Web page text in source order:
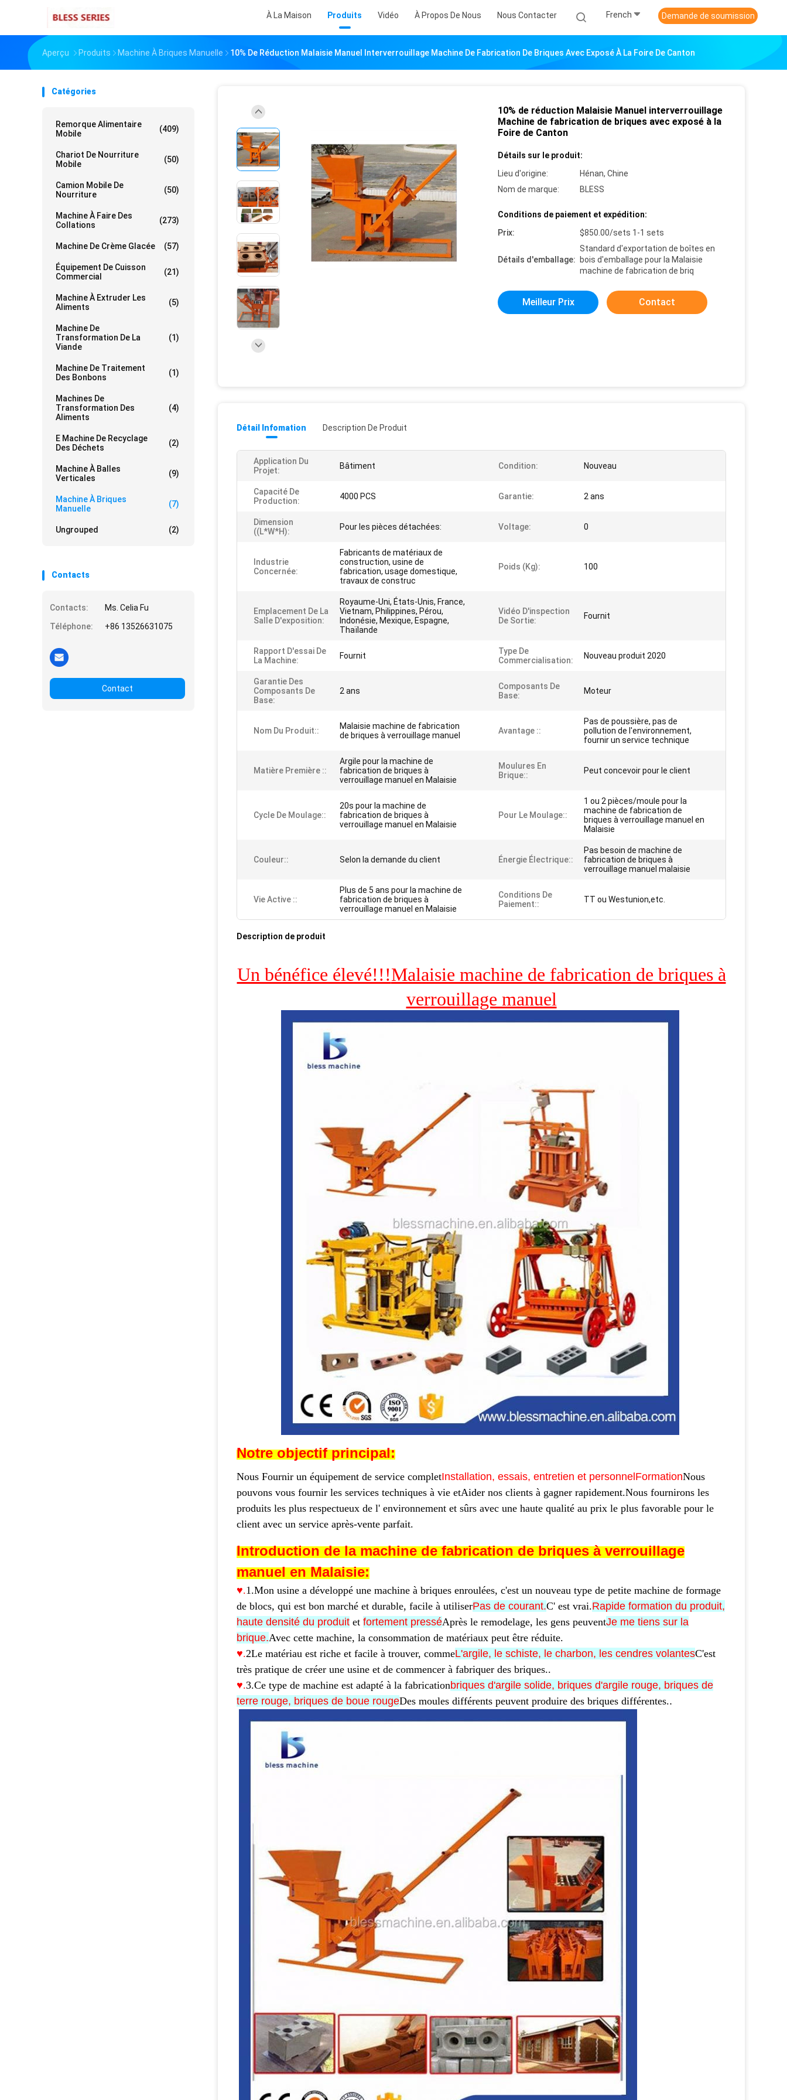
À La Maison Produits Vidéo À Propos De Nous Nous Contacter French Demande de soumission
Aperçu Produits Machine À Briques Manuelle 10% De Réduction Malaisie Manuel Interverrouillage Machine De Fabrication De Briques Avec Exposé À La Foire De Canton
Catégories
Remorque Alimentaire
Mobile
(409)
Chariot De Nourriture
Mobile
(50)
Camion Mobile De
Nourriture
(50)
Machine À Faire Des
Collations
(273)
Machine De Crème Glacée (57)
Équipement De Cuisson
Commercial
(21)
Machine À Extruder Les
Aliments
(5)
Machine De
Transformation De La
Viande
(1)
Machine De Traitement
Des Bonbons
(1)
Machines De
Transformation Des
Aliments
(4)
E Machine De Recyclage
Des Déchets
(2)
Machine À Balles
Verticales
(9)
Machine À Briques
Manuelle
(7)
Ungrouped (2)
Contacts
Contacts:
Ms. Celia Fu
Téléphone:
+86 13526631075
Contact
10% de réduction Malaisie Manuel interverrouillage
Machine de fabrication de briques avec exposé à la
Foire de Canton
Détails sur le produit:
Lieu d'origine:
Hénan, Chine
Nom de marque:
BLESS
Conditions de paiement et expédition:
Prix:
$850.00/sets 1-1 sets
Détails d'emballage:
Standard d'exportation de boîtes en
bois d'emballage pour la Malaisie
machine de fabrication de briq
Meilleur Prix Contact
Détail Infomation Description De Produit
Application Du
Projet:
Bâtiment Condition: Nouveau
Capacité De
Production:
4000 PCS Garantie: 2 ans
Dimension
((L*W*H):
Pour les pièces détachées: Voltage: 0
Industrie
Concernée:
Fabricants de matériaux de
construction, usine de
fabrication, usage domestique,
travaux de construc
Poids (kg): 100
Emplacement De La
Salle D'exposition:
Royaume-Uni, États-Unis, France,
Vietnam, Philippines, Pérou,
Indonésie, Mexique, Espagne,
Thaïlande
Vidéo D'inspection
De Sortie:
Fournit
Rapport D'essai De
La Machine:
Fournit
Type De
Commercialisation:
Nouveau produit 2020
Garantie Des
Composants De
Base:
2 ans
Composants De
Base:
Moteur
Nom Du Produit::
Malaisie machine de fabrication
de briques à verrouillage manuel
Avantage ::
Pas de poussière, pas de
pollution de l'environnement,
fournir un service technique
Matière Première ::
Argile pour la machine de
fabrication de briques à
verrouillage manuel en Malaisie
Moulures En
Brique::
Peut concevoir pour le client
Cycle De Moulage::
20s pour la machine de
fabrication de briques à
verrouillage manuel en Malaisie
Pour Le Moulage::
1 ou 2 pièces/moule pour la
machine de fabrication de
briques à verrouillage manuel en
Malaisie
Couleur:: Selon la demande du client Énergie Électrique::
Pas besoin de machine de
fabrication de briques à
verrouillage manuel malaisie
Vie Active ::
Plus de 5 ans pour la machine de
fabrication de briques à
verrouillage manuel en Malaisie
Conditions De
Paiement::
TT ou Westunion,etc.
Description de produit
Un bénéfice élevé!!!Malaisie machine de fabrication de briques à
verrouillage manuel
Notre objectif principal:
Nous Fournir un équipement de service completInstallation, essais, entretien et personnel FormationNous
pouvons vous fournir les services techniques à vie etAider nos clients à gagner rapidement.Nous fournirons les
produits les plus respectueux de l' environnement et sûrs avec une haute qualité au prix le plus favorable pour le
client avec un service après-vente parfait.
Introduction de la machine de fabrication de briques à verrouillage
manuel en Malaisie:
♥.1.Mon usine a développé une machine à briques enroulées, c'est un nouveau type de petite machine de formage
de blocs, qui est bon marché et durable, facile à utiliserPas de courant.C' est vrai.Rapide formation du produit,
haute densité du produit et fortement presséAprès le remodelage, les gens peuventJe me tiens sur la
brique.Avec cette machine, la consommation de matériaux peut être réduite.
♥.2Le matériau est riche et facile à trouver, commeL'argile, le schiste, le charbon, les cendres volantesC'est
très pratique de créer une usine et de commencer à fabriquer des briques..
♥.3.Ce type de machine est adapté à la fabricationbriques d'argile solide, briques d'argile rouge, briques de
terre rouge, briques de boue rougeDes moules différents peuvent produire des briques différentes..